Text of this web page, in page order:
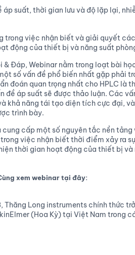
suất, thời gian lưu và độ lặp lại,
trong việc nhận biết và giải quyết
động của thiết bị và năng suất
Đáp, Webinar nằm trong loạt bài
số vấn đề phổ biến nhất gặp phải
đoán quan trọng nhất cho HPLC là
đề áp suất sẽ được thảo luận. Các
khả năng tái tạo diện tích cực đại,
trình bày.
cấp một số nguyên tắc nền tảng
việc nhận biết thời điểm xảy ra
thời gian hoạt động của thiết bị và
xem webinar tại đây:
Thăng Long instruments chính thức
(Hoa Kỳ) tại Việt Nam trong